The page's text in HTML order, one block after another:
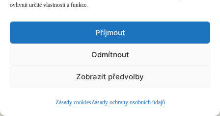
ovlivnit určité vlastnosti a funkce.
Příjmout
Odmítnout
Zobrazit předvolby
Zásady cookiesZásady ochrany osobních údajů